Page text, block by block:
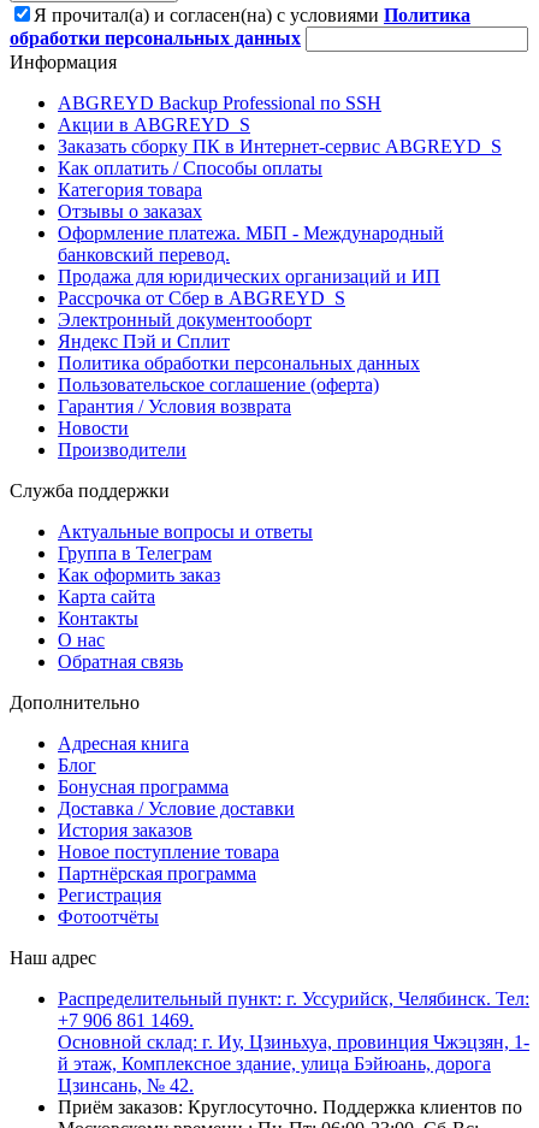
Я прочитал(а) и согласен(на) с условиями Политика
обработки персональных данных
Информация
ABGREYD Backup Professional по SSH
Акции в ABGREYD_S
Заказать сборку ПК в Интернет-сервис ABGREYD_S
Как оплатить / Способы оплаты
Категория товара
Отзывы о заказах
Оформление платежа. МБП - Международный
банковский перевод.
Продажа для юридических организаций и ИП
Рассрочка от Сбер в ABGREYD_S
Электронный документооборт
Яндекс Пэй и Сплит
Политика обработки персональных данных
Пользовательское соглашение (оферта)
Гарантия / Условия возврата
Новости
Производители
Служба поддержки
Актуальные вопросы и ответы
Группа в Телеграм
Как оформить заказ
Карта сайта
Контакты
О нас
Обратная связь
Дополнительно
Адресная книга
Блог
Бонусная программа
Доставка / Условие доставки
История заказов
Новое поступление товара
Партнёрская программа
Регистрация
Фотоотчёты
Наш адрес
Распределительный пункт: г. Уссурийск, Челябинск. Тел:
+7 906 861 1469.
Основной склад: г. Иу, Цзиньхуа, провинция Чжэцзян, 1-
й этаж, Комплексное здание, улица Бэйюань, дорога
Цзинсань, № 42.
Приём заказов: Круглосуточно. Поддержка клиентов по